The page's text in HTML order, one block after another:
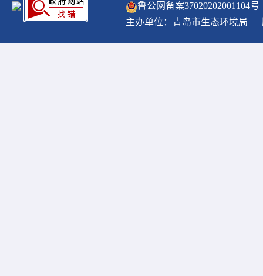
鲁公网备案37020202001104号
主办单位：青岛市生态环境局